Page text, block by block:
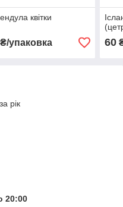
квітки
упаковка 60
рік
20:00